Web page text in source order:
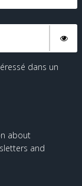
dans un
about
and